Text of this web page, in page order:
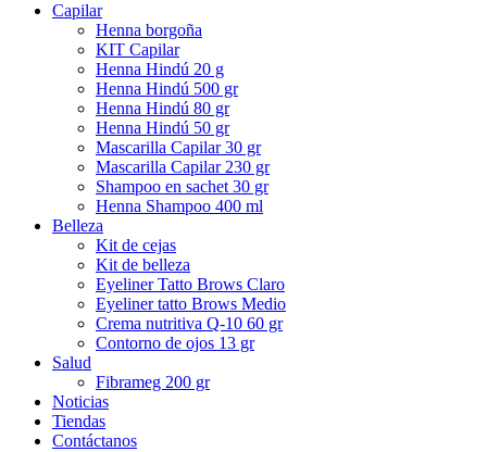
Capilar
Henna borgoña
KIT Capilar
Henna Hindú 20 g
Henna Hindú 500 gr
Henna Hindú 80 gr
Henna Hindú 50 gr
Mascarilla Capilar 30 gr
Mascarilla Capilar 230 gr
Shampoo en sachet 30 gr
Henna Shampoo 400 ml
Belleza
Kit de cejas
Kit de belleza
Eyeliner Tatto Brows Claro
Eyeliner tatto Brows Medio
Crema nutritiva Q-10 60 gr
Contorno de ojos 13 gr
Salud
Fibrameg 200 gr
Noticias
Tiendas
Contáctanos